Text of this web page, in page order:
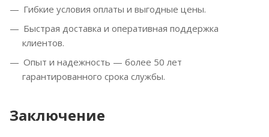
Гибкие условия оплаты и выгодные цены.
Быстрая доставка и оперативная поддержка
клиентов.
Опыт и надежность — более 50 лет
гарантированного срока службы.
Заключение